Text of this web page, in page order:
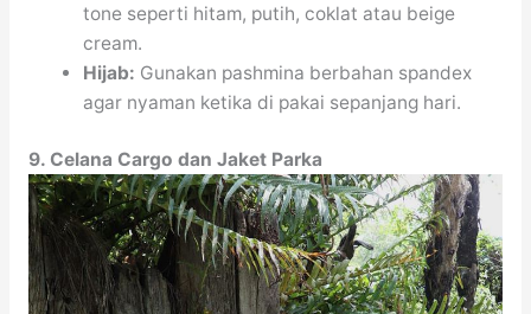
tone seperti hitam, putih, coklat atau beige
cream.
Hijab: Gunakan pashmina berbahan spandex
agar nyaman ketika di pakai sepanjang hari.
9. Celana Cargo dan Jaket Parka